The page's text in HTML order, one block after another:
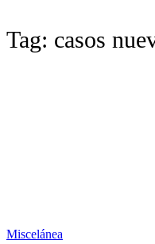
Tag: casos
Miscelánea